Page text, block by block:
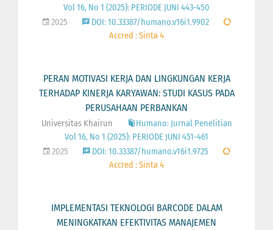
Vol 16, No 1 (2025): PERIODE JUNI 443-450
2025
DOI: 10.33387/humano.v16i1.9902
Accred : Sinta 4
PERAN MOTIVASI KERJA DAN LINGKUNGAN KERJA
TERHADAP KINERJA KARYAWAN: STUDI KASUS PADA
PERUSAHAAN PERBANKAN
Universitas Khairun
Humano: Jurnal Penelitian
Vol 16, No 1 (2025): PERIODE JUNI 451-461
2025
DOI: 10.33387/humano.v16i1.9725
Accred : Sinta 4
IMPLEMENTASI TEKNOLOGI BARCODE DALAM
MENINGKATKAN EFEKTIVITAS MANAJEMEN